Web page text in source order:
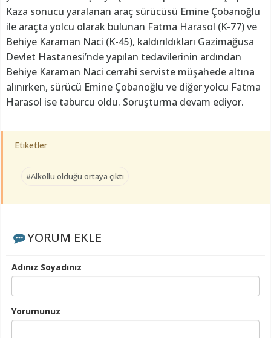
Kaza sonucu yaralanan araç sürücüsü Emine Çobanoğlu
ile araçta yolcu olarak bulunan Fatma Harasol (K-77) ve
Behiye Karaman Naci (K-45), kaldırıldıkları Gazimağusa
Devlet Hastanesi’nde yapılan tedavilerinin ardından
Behiye Karaman Naci cerrahi serviste müşahede altına
alınırken, sürücü Emine Çobanoğlu ve diğer yolcu Fatma
Harasol ise taburcu oldu. Soruşturma devam ediyor.
Etiketler
#Alkollü olduğu ortaya çıktı
YORUM EKLE
Adınız Soyadınız
Yorumunuz